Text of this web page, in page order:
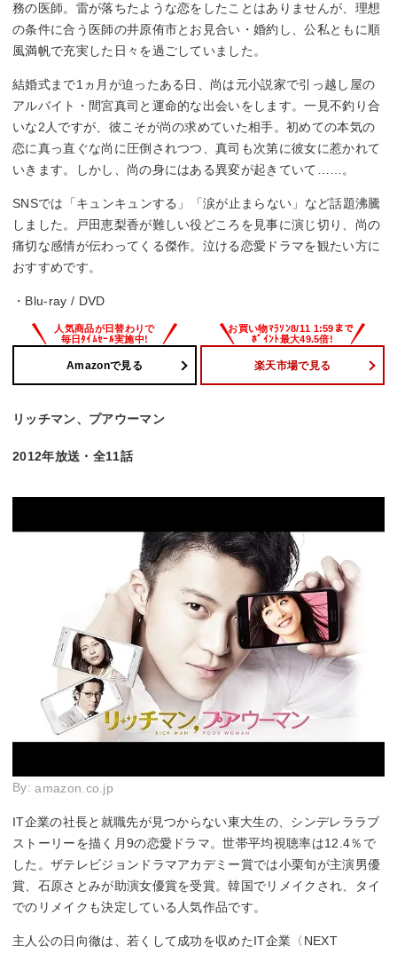
務の医師。雷が落ちたような恋をしたことはありませんが、理想
の条件に合う医師の井原侑市とお見合い・婚約し、公私ともに順
風満帆で充実した日々を過ごしていました。
結婚式まで1ヵ月が迫ったある日、尚は元小説家で引っ越し屋の
アルバイト・間宮真司と運命的な出会いをします。一見不釣り合
いな2人ですが、彼こそが尚の求めていた相手。初めての本気の
恋に真っ直ぐな尚に圧倒されつつ、真司も次第に彼女に惹かれて
いきます。しかし、尚の身にはある異変が起きていて……。
SNSでは「キュンキュンする」「涙が止まらない」など話題沸騰
しました。戸田恵梨香が難しい役どころを見事に演じ切り、尚の
痛切な感情が伝わってくる傑作。泣ける恋愛ドラマを観たい方に
おすすめです。
・Blu-ray / DVD
Amazonで見る 楽天市場で見る
リッチマン、プアウーマン
2012年放送・全11話
By:amazon.co.jp
IT企業の社長と就職先が見つからない東大生の、シンデレララブ
ストーリーを描く月9の恋愛ドラマ。世帯平均視聴率は12.4％で
した。ザテレビジョンドラマアカデミー賞では小栗旬が主演男優
賞、石原さとみが助演女優賞を受賞。韓国でリメイクされ、タイ
でのリメイクも決定している人気作品です。
主人公の日向徹は、若くして成功を収めたIT企業〈NEXT